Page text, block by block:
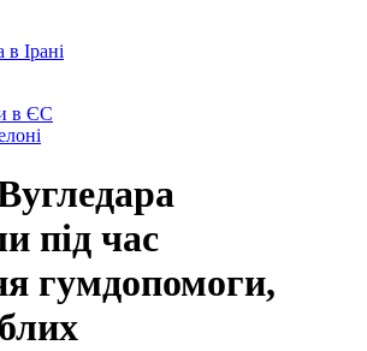
в Ірані
в ЄС
під час
гумдопомоги,